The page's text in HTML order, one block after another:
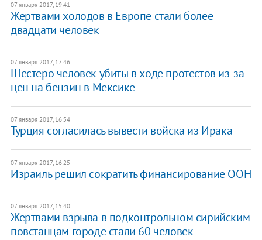
07 января 2017, 19:41
Жертвами холодов в Европе стали более
двадцати человек
07 января 2017, 17:46
Шестеро человек убиты в ходе протестов из-за
цен на бензин в Мексике
07 января 2017, 16:54
Турция согласилась вывести войска из Ирака
07 января 2017, 16:25
Израиль решил сократить финансирование ООН
07 января 2017, 15:40
Жертвами взрыва в подконтрольном сирийским
повстанцам городе стали 60 человек